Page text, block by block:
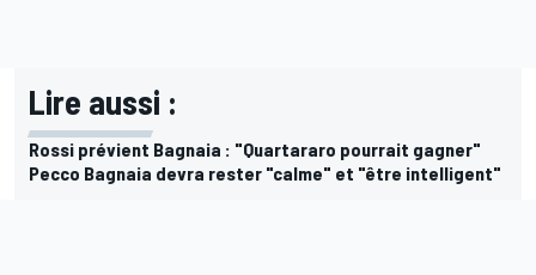
Lire aussi :
Rossi prévient Bagnaia : "Quartararo pourrait gagner"
Pecco Bagnaia devra rester "calme" et "être intelligent"